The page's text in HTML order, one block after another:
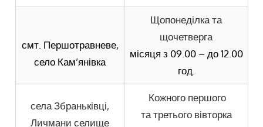
смт. Першотравневе,
село Кам’янівка
Щопонеділка та
щочетверга
місяця з 09.00 – до 12.00
год.
села Збраньківці,
Личмани селище
Кожного першого
та третього вівторка